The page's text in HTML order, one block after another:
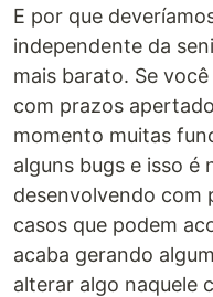
E por que
independente da
mais barato. Se
com prazos
momento muitas
alguns bugs e isso é
desenvolvendo com
casos que podem
acaba gerando
alterar algo naquele